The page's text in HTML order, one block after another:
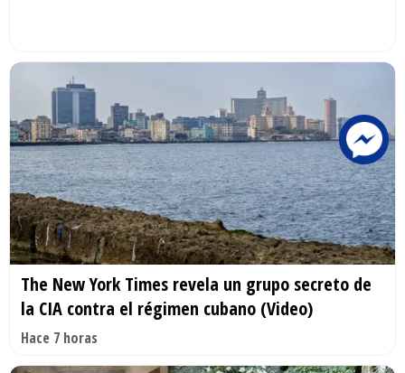
The New York Times revela un grupo secreto de
la CIA contra el régimen cubano (Video)
Hace 7 horas